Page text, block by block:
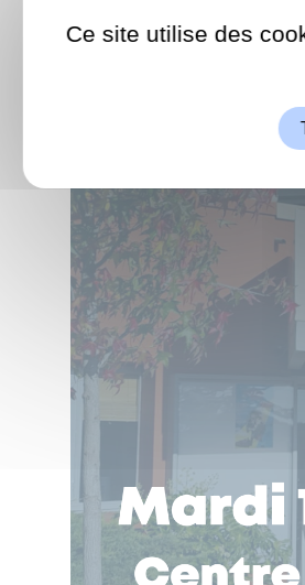
Ce site utilise des